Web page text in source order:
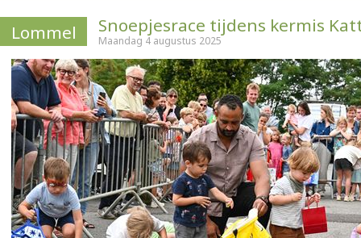
Lommel Snoepjesrace tijdens kermis
Maandag 4 augustus 2025